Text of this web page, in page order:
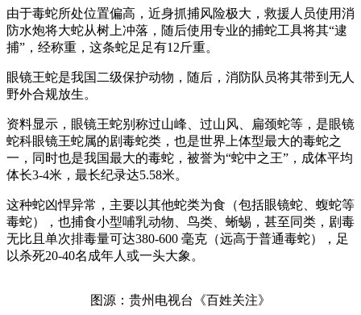
由于毒蛇所处位置偏高，近身抓捕风险极大，救援人员使用消
防水炮将大蛇从树上冲落，随后使用专业的捕蛇工具将其“逮
捕”，经称重，这条蛇足足有12斤重。
眼镜王蛇是我国二级保护动物，随后，消防队员将其带到无人
野外合规放生。
资料显示，眼镜王蛇别称过山峰、过山风、扁颈蛇等，是眼镜
蛇科眼镜王蛇属的剧毒蛇类，也是世界上体型最大的毒蛇之
一，同时也是我国最大的毒蛇，被誉为“蛇中之王”，成体平均
体长3-4米，最长纪录达5.58米。
这种蛇凶悍异常，主要以其他蛇类为食（包括眼镜蛇、蝮蛇等
毒蛇），也捕食小型哺乳动物、鸟类、蜥蜴，甚至同类，剧毒
无比且单次排毒量可达380-600 毫克（远高于普通毒蛇），足
以杀死20-40名成年人或一头大象。
图源：贵州电视台《百姓关注》